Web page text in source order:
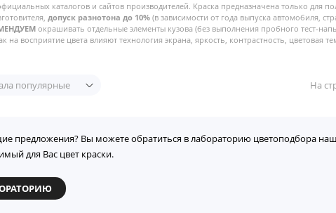
каталогов и сайтов производителей. Краска предназначена только для
допуск разнотона до 10% (в зависимости от года выпуска автомобиля,
окрашивать отдельные элементы кузова (без выполнения пробного тест-
на восприятие цвета влияют технология экрана, яркость, контрастность, цветовая
популярные На
предложения? Вы можете обратиться в лабораторию цветоподбора
для Вас цвет краски.